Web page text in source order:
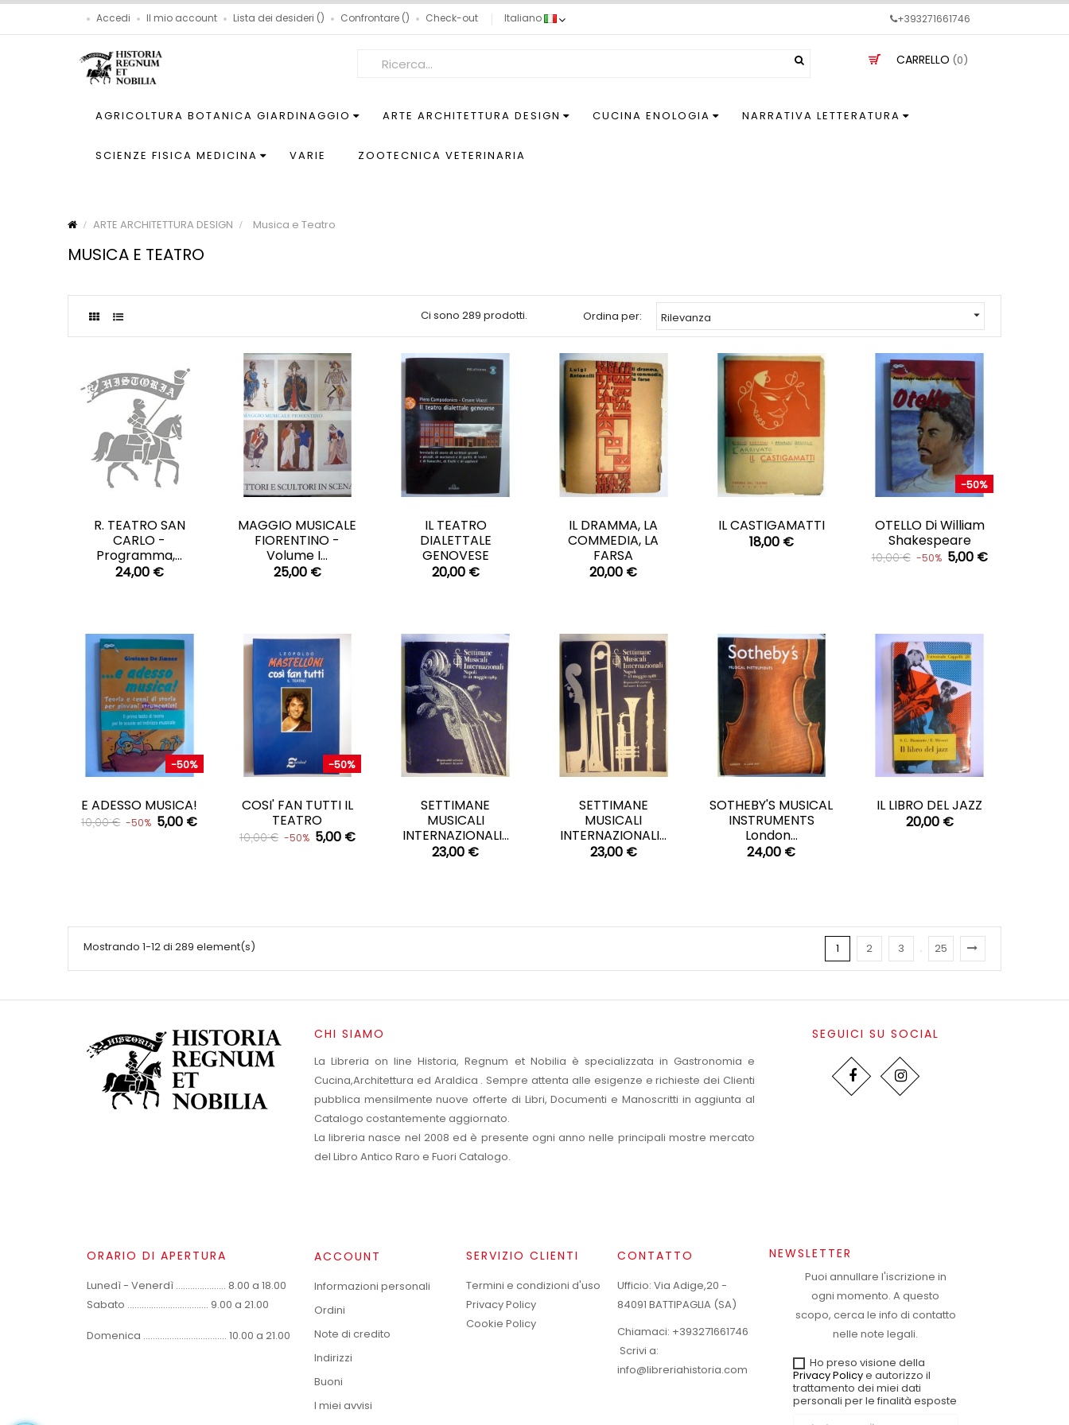
Accedi Il mio account Lista dei desideri Confrontare Check-out Italiano +393271661746
CARRELLO (0)
AGRICOLTURA BOTANICA GIARDINAGGIO ARTE ARCHITETTURA DESIGN CUCINA ENOLOGIA NARRATIVA LETTERATURA
SCIENZE FISICA MEDICINA VARIE ZOOTECNICA VETERINARIA
ARTE ARCHITETTURA DESIGN Musica e Teatro
MUSICA E TEATRO
Ci sono 289 prodotti. Ordina per: Rilevanza 
R. TEATRO SAN
CARLO -
Programma,...
24,00 €
MAGGIO MUSICALE
FIORENTINO -
Volume I...
25,00 €
IL TEATRO
DIALETTALE
GENOVESE
20,00 €
IL DRAMMA, LA
COMMEDIA, LA
FARSA
20,00 €
IL CASTIGAMATTI
18,00 €
-50%
OTELLO Di William
Shakespeare
10,00 € -50% 5,00 €
-50%
E ADESSO MUSICA!
10,00 € -50% 5,00 €
-50%
COSI' FAN TUTTI IL
TEATRO
10,00 € -50% 5,00 €
SETTIMANE
MUSICALI
INTERNAZIONALI...
23,00 €
SETTIMANE
MUSICALI
INTERNAZIONALI...
23,00 €
SOTHEBY'S MUSICAL
INSTRUMENTS
London...
24,00 €
IL LIBRO DEL JAZZ
20,00 €
Mostrando 1-12 di 289 element(s) 1 2 3 25
CHI SIAMO
La Libreria on line Historia, Regnum et Nobilia è specializzata in Gastronomia e
Cucina,Architettura ed Araldica . Sempre attenta alle esigenze e richieste dei Clienti
pubblica mensilmente nuove offerte di Libri, Documenti e Manoscritti in aggiunta al
Catalogo costantemente aggiornato.
La libreria nasce nel 2008 ed è presente ogni anno nelle principali mostre mercato
del Libro Antico Raro e Fuori Catalogo.
SEGUICI SU SOCIAL
ORARIO DI APERTURA
Lunedì - Venerdì ..................... 8.00 a 18.00
Sabato .................................. 9.00 a 21.00
Domenica ................................... 10.00 a 21.00
ACCOUNT
Informazioni personali
Ordini
Note di credito
Indirizzi
Buoni
I miei avvisi
SERVIZIO CLIENTI
Termini e condizioni d'uso
Privacy Policy
Cookie Policy
CONTATTO
Ufficio: Via Adige,20 -
84091 BATTIPAGLIA (SA)
Chiamaci: +393271661746
Scrivi a:
info@libreriahistoria.com
NEWSLETTER
Puoi annullare l'iscrizione in
ogni momento. A questo
scopo, cerca le info di contatto
nelle note legali.
Ho preso visione della
Privacy Policye autorizzo il
trattamento dei miei dati
personali per le finalità esposte